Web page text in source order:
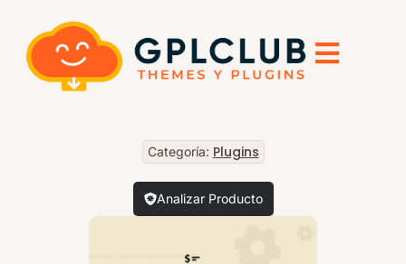
Categoría: Plugins
Analizar Producto